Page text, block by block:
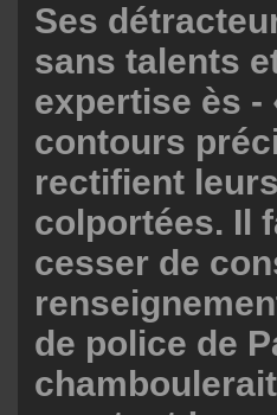
Ses
sans talents
expertise ès -
contours
rectifient
colportées. Il
cesser de
de police de